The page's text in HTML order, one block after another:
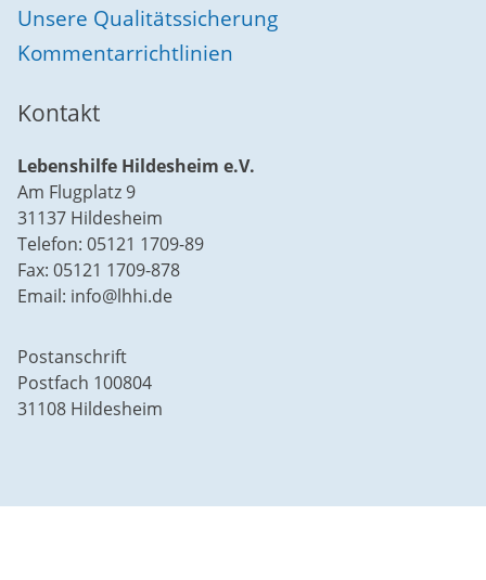
Unsere Qualitätssicherung
Kommentarrichtlinien
Kontakt
Lebenshilfe Hildesheim e.V.
Am Flugplatz 9
31137 Hildesheim
Telefon: 05121 1709-89
Fax: 05121 1709-878
Email: info@lhhi.de
Postanschrift
Postfach 100804
31108 Hildesheim